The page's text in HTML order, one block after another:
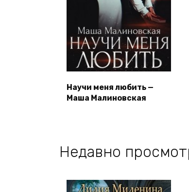
Научи меня любить —
Маша Малиновская
Недавно